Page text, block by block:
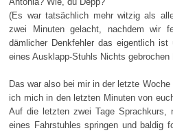
(Es war tatsächlich mehr witzig als
zwei Minuten gelacht, nachdem wir
dämlicher Denkfehler das eigentlich
eines Ausklapp-Stuhls Nichts gebrochen
Das war also bei mir in der letzte
ich mich in den letzten Minuten von
Auf die letzten zwei Tage Sprachkurs,
eines Fahrstuhles springen und baldig